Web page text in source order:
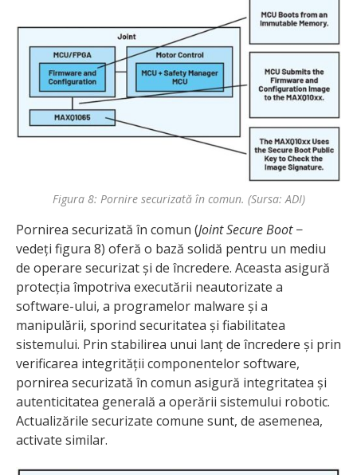
Figura 8: Pornire securizată în comun. (Sursa: ADI)
Pornirea securizată în comun (Joint Secure Boot−
vedeți figura 8) oferă o bază solidă pentru un mediu
de operare securizat și de încredere. Aceasta asigură
protecția împotriva executării neautorizate a
software-ului, a programelor malware și a
manipulării, sporind securitatea și fiabilitatea
sistemului. Prin stabilirea unui lanț de încredere și prin
verificarea integrității componentelor software,
pornirea securizată în comun asigură integritatea și
autenticitatea generală a operării sistemului robotic.
Actualizările securizate comune sunt, de asemenea,
activate similar.